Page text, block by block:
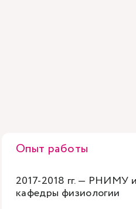
Опыт работы
2017-2018 гг. — РНИМУ
кафедры физиологии